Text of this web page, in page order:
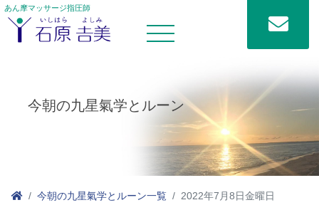
あん摩マッサージ指圧師
今朝の九星氣学とルーン
今朝の九星氣学とルーン一覧 2022年7月8日金曜日